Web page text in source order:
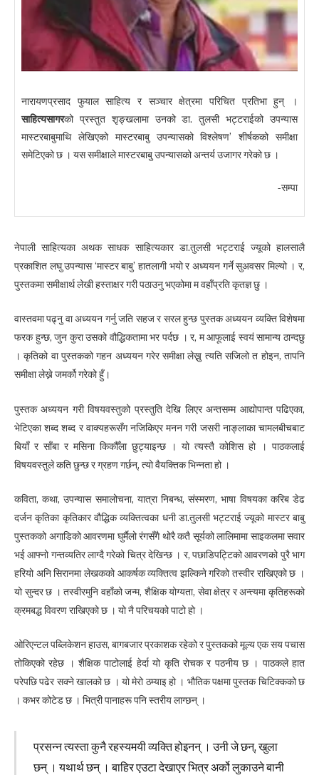
नारायणप्रसाद फुयाल साहित्य र सञ्चार क्षेत्रमा परिचित प्रतिभा हुन् ।
साहित्यसागरको प्रस्तुत शृङ्खलामा उनको डा. तुलसी भट्टराईको उपन्यास
मास्टरबाबुमाथि लेखिएको मास्टरबाबु उपन्यासको विश्लेषण’ शीर्षकको समीक्षा
समेटिएको छ । यस समीक्षाले मास्टरबाबु उपन्यासको अन्तर्य उजागर गरेको छ ।
-सम्पा
नेपाली साहित्यका अथक साधक साहित्यकार डा.तुलसी भट्टराई ज्यूको हालसालै
प्रकाशित लघु उपन्यास ‘मास्टर बाबु’ हातलागी भयो र अध्ययन गर्ने सुअवसर मिल्यो । र,
पुस्तकमा समीक्षार्थ लेखी हस्ताक्षर गरी पठाउनु भएकोमा म वहाँप्रति कृतज्ञ छु ।
वास्तवमा पढ्नु वा अध्ययन गर्नु जति सहज र सरल हुन्छ पुस्तक अध्ययन व्यक्ति विशेषमा
फरक हुन्छ, जुन कुरा उसको वौद्धिकतामा भर पर्दछ । र, म आफूलाई स्वयं सामान्य ठान्दछु
। कृतिको वा पुस्तकको गहन अध्ययन गरेर समीक्षा लेख्नु त्यति सजिलो त होइन, तापनि
समीक्षा लेख्ने जमर्को गरेको हुँ।
पुस्तक अध्ययन गरी विषयवस्तुको प्रस्तुति देखि लिएर अन्तसम्म आद्योपान्त पढिएका,
भेटिएका शब्द शब्द र वाक्यहरूसँग नजिकिएर मनन गरी जसरी नाङ्लाका चामलबीचबाट
बियाँ र साँबा र मसिना किकौँला छुट्याइन्छ । यो त्यस्तै कोशिस हो । पाठकलाई
विषयवस्तुले कति छुन्छ र ग्रहण गर्छन्, त्यो वैयक्तिक भिन्नता हो ।
कविता, कथा, उपन्यास समालोचना, यात्रा निबन्ध, संस्मरण, भाषा विषयका करिब डेढ
दर्जन कृतिका कृतिकार वौद्धिक व्यक्तित्वका धनी डा.तुलसी भट्टराई ज्यूको मास्टर बाबु
पुस्तकको अगाडिको आवरणमा घुर्मैलो रंगसँगै थोरै कतै सूर्यको लालिमामा साइकलमा सवार
भई आफ्नो गन्तव्यतिर लाग्दै गरेको चित्र देखिन्छ । र, पछाडिपट्टिको आवरणको पुरै भाग
हरियो अनि सिरानमा लेखकको आकर्षक व्यक्तित्व झल्किने गरिको तस्वीर राखिएको छ ।
यो सुन्दर छ । तस्वीरमुनि वहाँको जन्म, शैक्षिक योग्यता, सेवा क्षेत्र र अन्त्यमा कृतिहरूको
क्रमबद्ध विवरण राखिएको छ । यो नै परिचयको पाटो हो ।
ओरिएन्टल पब्लिकेशन हाउस, बागबजार प्रकाशक रहेको र पुस्तकको मूल्य एक सय पचास
तोकिएको रहेछ । शैक्षिक पाटोलाई हेर्दा यो कृति रोचक र पठनीय छ । पाठकले हात
परेपछि पढेर सक्ने खालको छ । यो मेरो ठम्याइ हो । भौतिक पक्षमा पुस्तक चिटिक्कको छ
। कभर कोटेड छ । भित्री पानाहरू पनि स्तरीय लाग्छन् ।
प्रसन्न त्यस्ता कुनै रहस्यमयी व्यक्ति होइनन् । उनी जे छन्, खुला
छन् । यथार्थ छन् । बाहिर एउटा देखाएर भित्र अर्को लुकाउने बानी